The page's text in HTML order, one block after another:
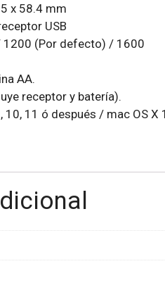
x 58.4 mm
USB
1200 (Por defecto) / 1600
AA.
receptor y batería).
11 ó después / mac OS X